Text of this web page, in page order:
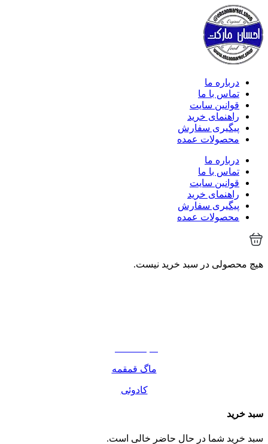
درباره ما
تماس با ما
قوانین سایت
راهنمای خرید
پیگیری سفارش
محصولات عمده
درباره ما
تماس با ما
قوانین سایت
راهنمای خرید
پیگیری سفارش
محصولات عمده
هیچ محصولی در سبد خرید نیست.
ماگ قمقمه
کادوئی
سبد خرید
سبد خرید شما در حال حاضر خالی است.